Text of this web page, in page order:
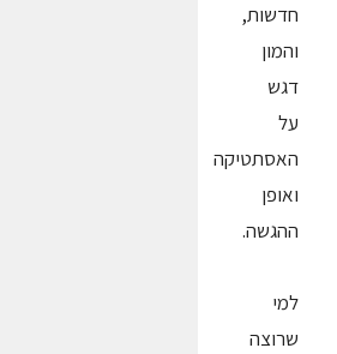
חדשות,
והמון
דגש
על
האסתטיקה
ואופן
ההגשה.
למי
שרוצה